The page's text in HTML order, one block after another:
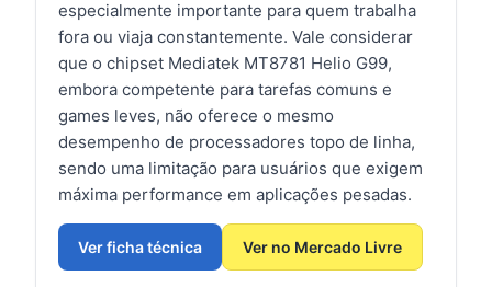
especialmente importante para quem trabalha
fora ou viaja constantemente. Vale considerar
que o chipset Mediatek MT8781 Helio G99,
embora competente para tarefas comuns e
games leves, não oferece o mesmo
desempenho de processadores topo de linha,
sendo uma limitação para usuários que exigem
máxima performance em aplicações pesadas.
Ver ficha técnica Ver no Mercado Livre